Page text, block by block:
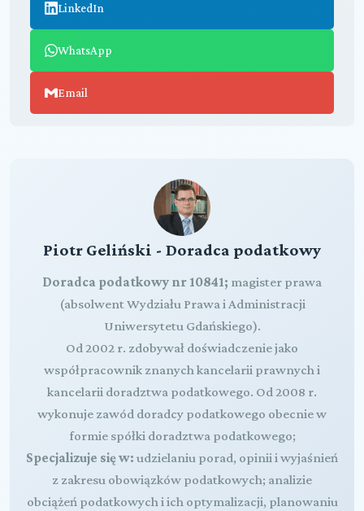
LinkedIn
WhatsApp
Email
Piotr Geliński - Doradca podatkowy
Doradca podatkowy nr 10841; magister prawa
(absolwent Wydziału Prawa i Administracji
Uniwersytetu Gdańskiego).
Od 2002 r. zdobywał doświadczenie jako
współpracownik znanych kancelarii prawnych i
kancelarii doradztwa podatkowego. Od 2008 r.
wykonuje zawód doradcy podatkowego obecnie w
formie spółki doradztwa podatkowego;
Specjalizuje się w: udzielaniu porad, opinii i wyjaśnień
z zakresu obowiązków podatkowych; analizie
obciążeń podatkowych i ich optymalizacji, planowaniu